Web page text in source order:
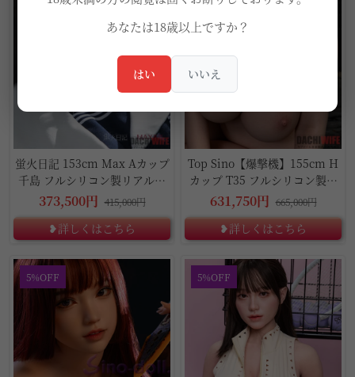
蛍火日記 153cm Max Aカップ
千島 フルシリコン製リアルラ
ブドール
373,500円 415,000円
❥詳しくはこちら
Top Sino【爆撃機】155cm H
カップ T35 フルシリコン製ド
ール
631,750円 665,000円
❥詳しくはこちら
5%OFF 5%OFF
あなたは18歳以上ですか？
はい いいえ